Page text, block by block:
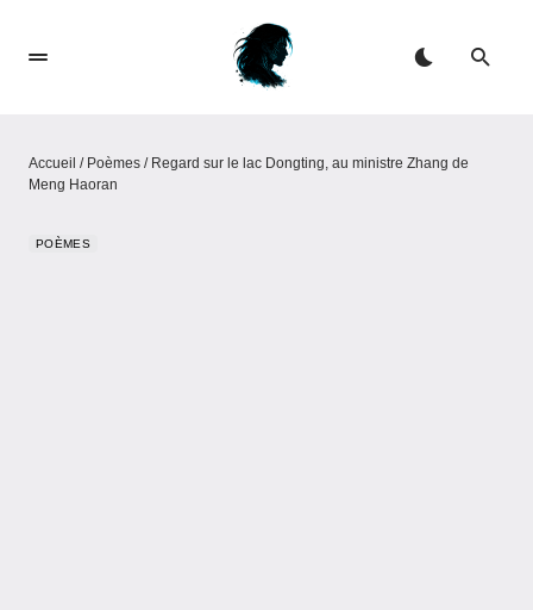
Accueil / Poèmes / Regard sur le lac Dongting, au ministre Zhang de
Meng Haoran
POÈMES